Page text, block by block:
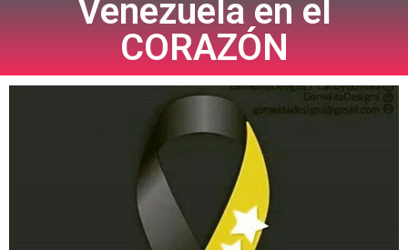
Venezuela en el
CORAZÓN